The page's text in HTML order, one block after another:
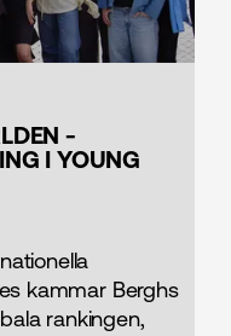
-
I YOUNG
kammar Berghs
rankingen,